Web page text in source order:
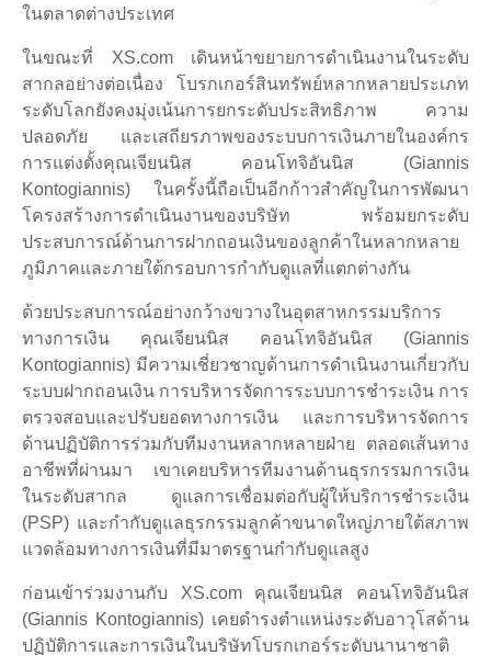
ในตลาดต่างประเทศ
ในขณะที่ XS.com เดินหน้าขยายการดำเนินงานในระดับ
สากลอย่างต่อเนื่อง โบรกเกอร์สินทรัพย์หลากหลายประเภท
ระดับโลกยังคงมุ่งเน้นการยกระดับประสิทธิภาพ ความ
ปลอดภัย และเสถียรภาพของระบบการเงินภายในองค์กร
การแต่งตั้งคุณเจียนนิส คอนโทจิอันนิส (Giannis
Kontogiannis) ในครั้งนี้ถือเป็นอีกก้าวสำคัญในการพัฒนา
โครงสร้างการดำเนินงานของบริษัท พร้อมยกระดับ
ประสบการณ์ด้านการฝากถอนเงินของลูกค้าในหลากหลาย
ภูมิภาคและภายใต้กรอบการกำกับดูแลที่แตกต่างกัน
ด้วยประสบการณ์อย่างกว้างขวางในอุตสาหกรรมบริการ
ทางการเงิน คุณเจียนนิส คอนโทจิอันนิส (Giannis
Kontogiannis) มีความเชี่ยวชาญด้านการดำเนินงานเกี่ยวกับ
ระบบฝากถอนเงิน การบริหารจัดการระบบการชำระเงิน การ
ตรวจสอบและปรับยอดทางการเงิน และการบริหารจัดการ
ด้านปฏิบัติการร่วมกับทีมงานหลากหลายฝ่าย ตลอดเส้นทาง
อาชีพที่ผ่านมา เขาเคยบริหารทีมงานด้านธุรกรรมการเงิน
ในระดับสากล ดูแลการเชื่อมต่อกับผู้ให้บริการชำระเงิน
(PSP) และกำกับดูแลธุรกรรมลูกค้าขนาดใหญ่ภายใต้สภาพ
แวดล้อมทางการเงินที่มีมาตรฐานกำกับดูแลสูง
ก่อนเข้าร่วมงานกับ XS.com คุณเจียนนิส คอนโทจิอันนิส
(Giannis Kontogiannis) เคยดำรงตำแหน่งระดับอาวุโสด้าน
ปฏิบัติการและการเงินในบริษัทโบรกเกอร์ระดับนานาชาติ